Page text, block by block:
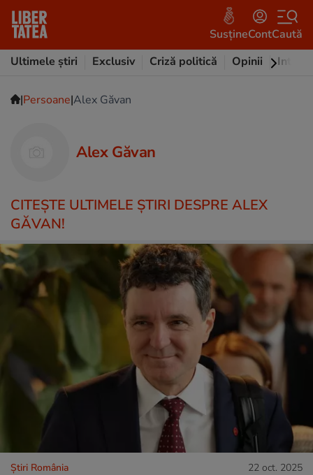
SusțineContCaută
Ultimele știri
Exclusiv Criză politică Opinii
|Persoane|Alex Găvan
Alex Găvan
CITEŞTE ULTIMELE ŞTIRI DESPRE ALEX
GĂVAN!
Știri România 22 oct. 2025